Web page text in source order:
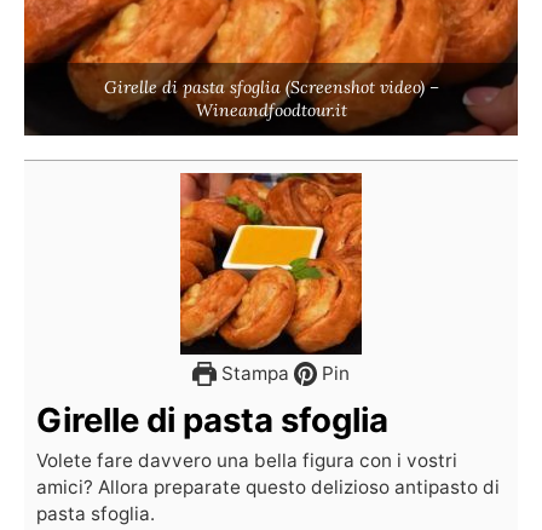
Girelle di pasta sfoglia (Screenshot video) –
Wineandfoodtour.it
Stampa Pin
Girelle di pasta sfoglia
Volete fare davvero una bella figura con i vostri
amici? Allora preparate questo delizioso antipasto di
pasta sfoglia.